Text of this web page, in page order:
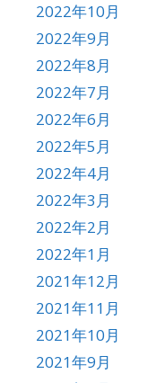
2022年10月
2022年9月
2022年8月
2022年7月
2022年6月
2022年5月
2022年4月
2022年3月
2022年2月
2022年1月
2021年12月
2021年11月
2021年10月
2021年9月